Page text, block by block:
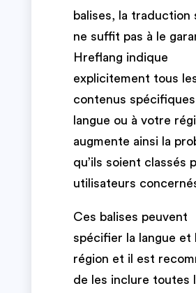
balises, la traduction
ne suffit pas à le
Hreflang indique
explicitement tous
contenus
langue ou à votre
augmente ainsi la
qu’ils soient classés
utilisateurs
Ces balises peuvent
spécifier la langue et
région et il est
de les inclure toutes